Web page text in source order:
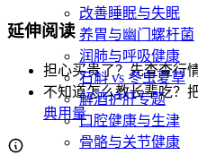
改善睡眠与失眠
养胃与幽门螺杆菌
润肺与呼吸健康
石斛 vs 冬虫夏草
解酒护肝专题
口腔健康与生津
骨骼与关节健康
延伸阅读
担心买贵了？先查查行情
不知道怎么教长辈吃？
典用量